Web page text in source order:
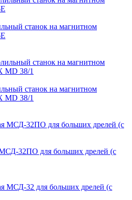
станок на магнитном
станок на магнитном
МD 38/1
32ПО для больших дрелей (с